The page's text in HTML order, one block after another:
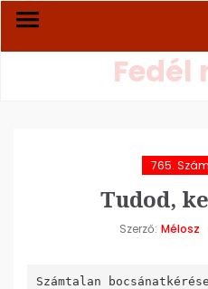
Fedél
765. Szám
Tudod,
Szerző: Mélosz
Számtalan